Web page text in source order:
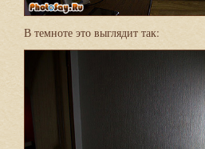
В темноте это выглядит так: